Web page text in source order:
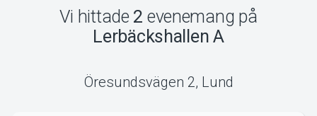
Vi hittade 2 evenemang på
Lerbäckshallen A
Öresundsvägen 2, Lund